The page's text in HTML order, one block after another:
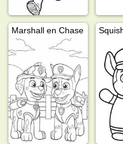
Marshall en Chase